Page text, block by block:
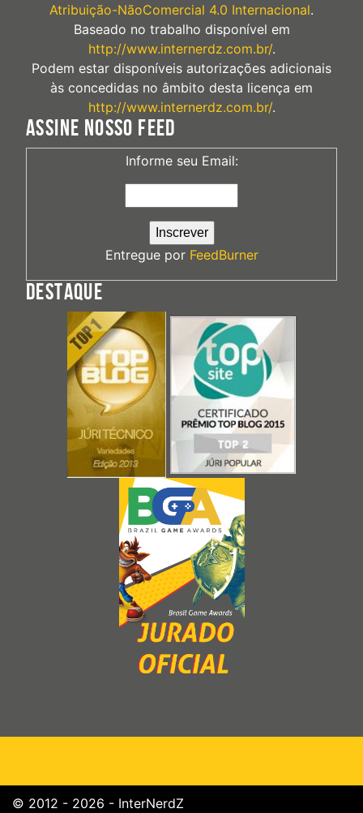
Atribuição-NãoComercial 4.0 Internacional.
Baseado no trabalho disponível em
http://www.internerdz.com.br/.
Podem estar disponíveis autorizações adicionais
às concedidas no âmbito desta licença em
http://www.internerdz.com.br/.
ASSINE NOSSO FEED
Informe seu Email:
Entregue por FeedBurner
DESTAQUE
© 2012 - 2026 - InterNerdZ